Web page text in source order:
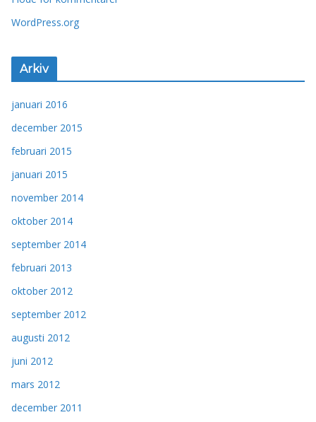
WordPress.org
Arkiv
januari 2016
december 2015
februari 2015
januari 2015
november 2014
oktober 2014
september 2014
februari 2013
oktober 2012
september 2012
augusti 2012
juni 2012
mars 2012
december 2011